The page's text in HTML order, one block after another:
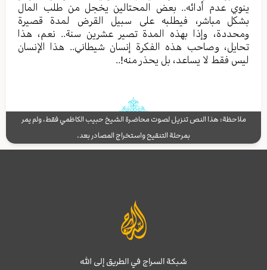
ينوي عدم أدائه.. بعض المحتالين يخجل من طلب المال
بشكل مباشر، فيطلبه على سبيل القرض لمدة قصيرة
ومحددة، وإذا بهذه المدة تصير عشرين سنة.. نعم، هذا
تحايل، وصاحب هذه الفكرة إنسان شيطاني.. هذا الإنسان
ليس فقط لا يساعد، بل يحذر منه!..
ملاحظة: هذا النص تنزيل لصوت محاضرة الشيخ حبيب الكاظمي فقط، ولم يمر
بمرحلة التنقيح واستخراج المصادر بعد.
شبكة السراج في الطريق إلى الله